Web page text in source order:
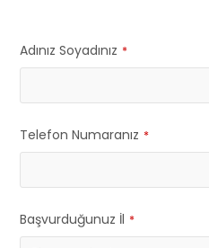
Adınız Soyadınız *
Telefon Numaranız *
Başvurduğunuz İl *